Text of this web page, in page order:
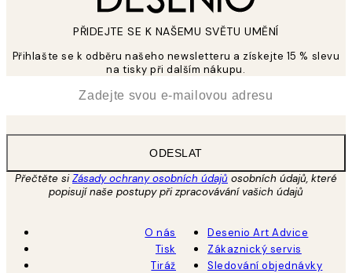
PŘIDEJTE SE K NAŠEMU SVĚTU UMĚNÍ
Přihlašte se k odběru našeho newsletteru a získejte 15 % slevu
na tisky při dalším nákupu.
ODESLAT
Přečtěte siZásady ochrany osobních údajů osobních údajů, které
popisují naše postupy při zpracovávání vašich údajů
O nás
Tisk
Tiráž
Desenio Art Advice
Zákaznický servis
Sledování objednávky